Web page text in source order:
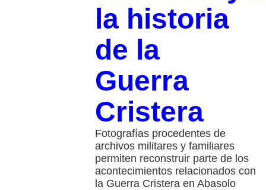
la historia
de la
Guerra
Cristera
Fotografías procedentes de
archivos militares y familiares
permiten reconstruir parte de los
acontecimientos relacionados con
la Guerra Cristera en Abasolo